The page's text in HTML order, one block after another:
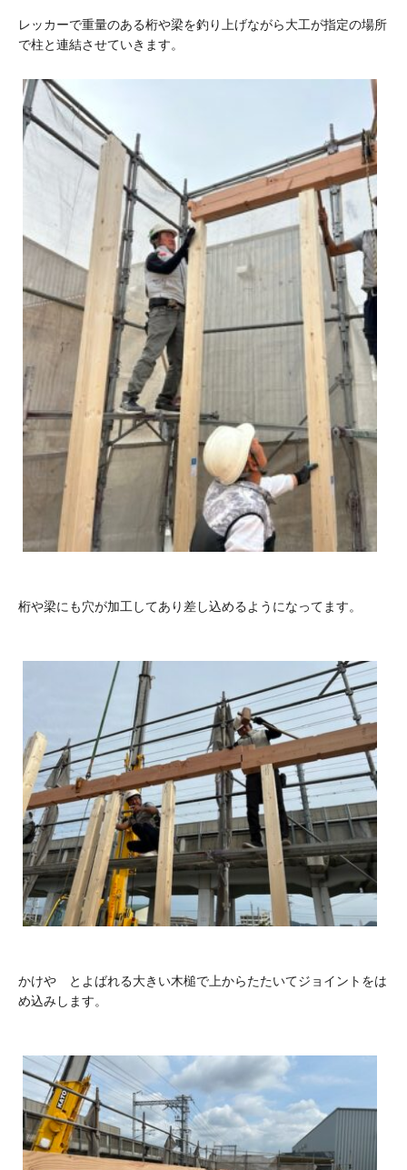
レッカーで重量のある桁や梁を釣り上げながら大工が指定の場所
で柱と連結させていきます。
桁や梁にも穴が加工してあり差し込めるようになってます。
かけや とよばれる大きい木槌で上からたたいてジョイントをは
め込みします。